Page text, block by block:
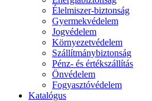
Élelmiszer-biztonság
Gyermekvédelem
Jogvédelem
Környezetvédelem
Szállítmánybiztonság
Pénz- és értékszállítás
Önvédelem
Fogyasztóvédelem
Katalógus